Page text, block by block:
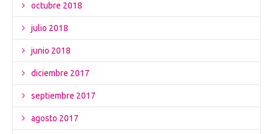
octubre 2018
julio 2018
junio 2018
diciembre 2017
septiembre 2017
agosto 2017